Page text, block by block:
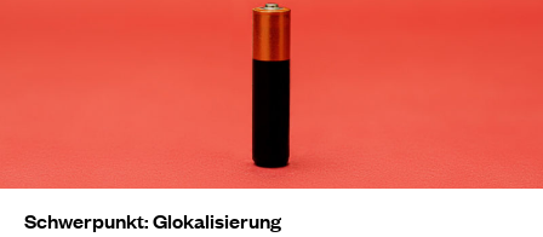
Schwerpunkt: Glokalisierung